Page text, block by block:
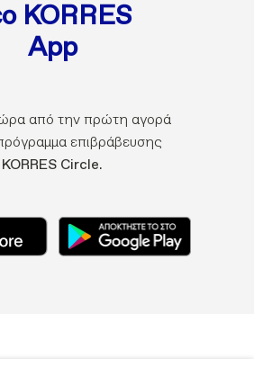
KORRES
App
από την πρώτη αγορά
επιβράβευσης
KORRES Circle.